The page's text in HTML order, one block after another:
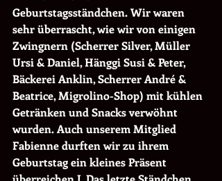
Geburtstagsständchen. Wir waren
sehr überrascht, wie wir von einigen
Zwingnern (Scherrer Silver, Müller
Ursi & Daniel, Hänggi Susi & Peter,
Bäckerei Anklin, Scherrer André &
Beatrice, Migrolino-Shop) mit kühlen
Getränken und Snacks verwöhnt
wurden. Auch unserem Mitglied
Fabienne durften wir zu ihrem
Geburtstag ein kleines Präsent